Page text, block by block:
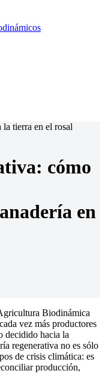
cómo
en
Biodinámica
vez más productores
decidido hacia la
regenerativa no es sólo
de crisis climática: es
producción,